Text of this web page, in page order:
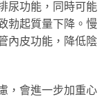
尿功能，同時可能
勃起質量下降。慢
內皮功能，降低陰
，會進一步加重心